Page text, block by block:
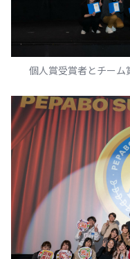
個人賞受賞者とチーム